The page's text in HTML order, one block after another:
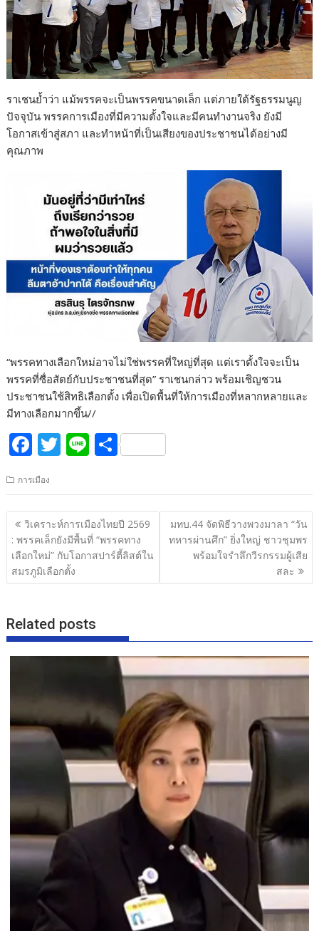
ราเชนย้ำว่า แม้พรรคจะเป็นพรรคขนาดเล็ก แต่ภายใต้รัฐธรรมนูญ
ปัจจุบัน พรรคการเมืองที่มีความตั้งใจและมีคนทำงานจริง ยังมี
โอกาสเข้าสู่สภา และทำหน้าที่เป็นเสียงของประชาชนได้อย่างมี
คุณภาพ
“พรรคทางเลือกใหม่อาจไม่ใช่พรรคที่ใหญ่ที่สุด แต่เราตั้งใจจะเป็น
พรรคที่ซื่อสัตย์กับประชาชนที่สุด” ราเชนกล่าว พร้อมเชิญชวน
ประชาชนใช้สิทธิเลือกตั้ง เพื่อเปิดพื้นที่ให้การเมืองที่หลากหลายและ
มีทางเลือกมากขึ้น//
F
ac
e
b
o
o
k
T
itt
er
Li
e
S
ar
e
การเมือง
แนะแนว
เรื่อง
วิเคราะห์การเมืองไทยปี 2569
: พรรคเล็กยังมีพื้นที่ “พรรคทาง
เลือกใหม่” กับโอกาสปาร์ตี้ลิสต์ใน
สมรภูมิเลือกตั้ง
มทบ.44 จัดพิธีวางพวงมาลา “วัน
ทหารผ่านศึก” ยิ่งใหญ่ ชาวชุมพร
พร้อมใจรำลึกวีรกรรมผู้เสีย
สละ
Related posts